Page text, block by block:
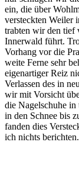
ein, die über
versteckten Weiler
trabten wir den tief
Innerwald führt.
Vorhang vor die
weite Ferne sehr
eigenartiger Reiz
Verlassen des in
wir mit Vorsicht
die Nagelschuhe
in den Schnee bis
fanden dies
ich nichts berichten.